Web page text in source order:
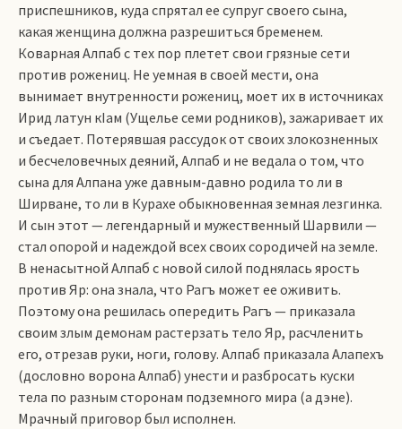
приспешников, куда спрятал ее супруг своего сына,
какая женщина должна разрешиться бременем.
Коварная Алпаб с тех пор плетет свои грязные сети
против рожениц. Не уемная в своей мести, она
вынимает внутренности рожениц, моет их в источниках
Ирид латун кIам (Ущелье семи родников), зажаривает их
и съедает. Потерявшая рассудок от своих злокозненных
и бесчеловечных деяний, Алпаб и не ведала о том, что
сына для Алпана уже давным-давно родила то ли в
Ширване, то ли в Курахе обыкновенная земная лезгинка.
И сын этот — легендарный и мужественный Шарвили —
стал опорой и надеждой всех своих сородичей на земле.
В ненасытной Алпаб с новой силой поднялась ярость
против Яр: она знала, что Рагъ может ее оживить.
Поэтому она решилась опередить Рагъ — приказала
своим злым демонам растерзать тело Яр, расчленить
его, отрезав руки, ноги, голову. Алпаб приказала Алапехъ
(дословно ворона Алпаб) унести и разбросать куски
тела по разным сторонам подземного мира (а дэне).
Мрачный приговор был исполнен.